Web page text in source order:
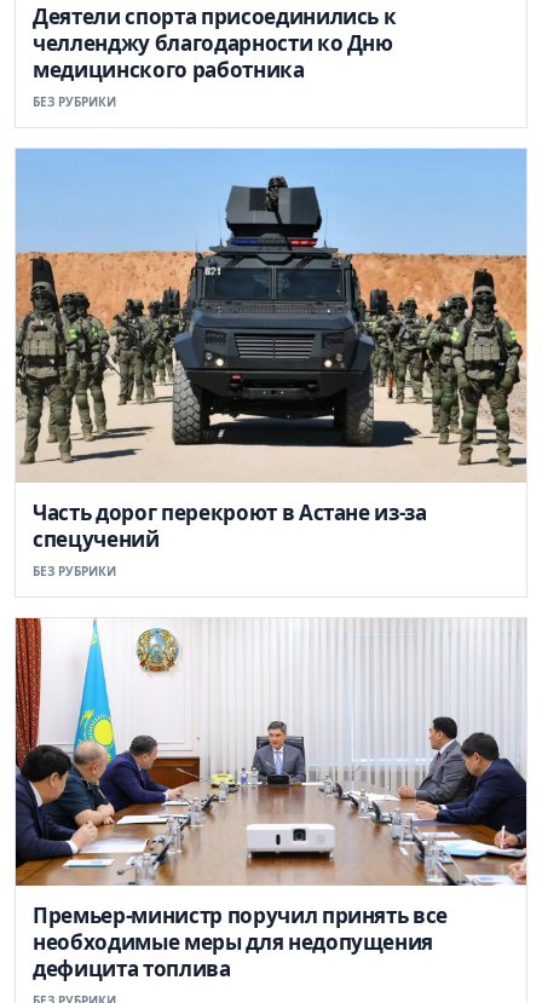
Деятели спорта присоединились к
челленджу благодарности ко Дню
медицинского работника
БЕЗ РУБРИКИ
Часть дорог перекроют в Астане из-за
спецучений
БЕЗ РУБРИКИ
Премьер-министр поручил принять все
необходимые меры для недопущения
дефицита топлива